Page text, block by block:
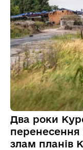
Два роки
перенесення
злам планів